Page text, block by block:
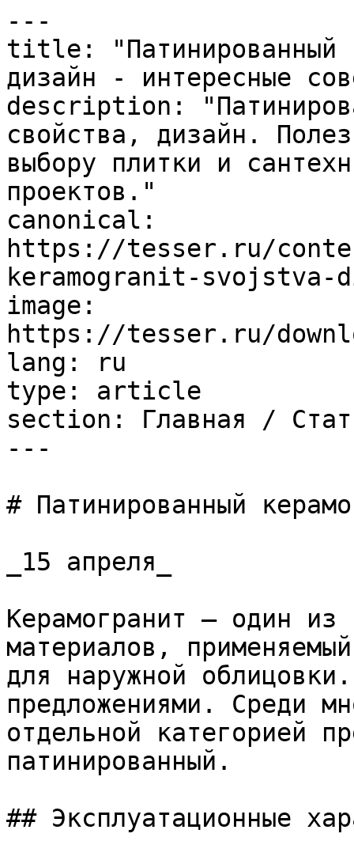
---
title: "Патинированный
дизайн - интересные
description:
свойства, дизайн.
выбору плитки и
проектов."
canonical:
https://tesser.ru/
keramogranit-svojstva-
image:
https://tesser.ru/
lang: ru
type: article
section: Главная /
---
# Патинированный
_15 апреля_
Керамогранит – один из
материалов,
для наружной
предложениями. Среди
отдельной категорией
патинированный.
## Эксплуатационные